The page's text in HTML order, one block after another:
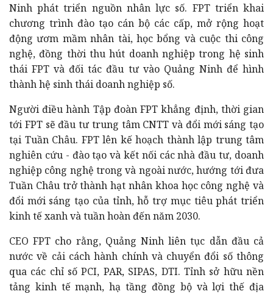
Ninh phát triển nguồn nhân lực số. FPT triển khai
chương trình đào tạo cán bộ các cấp, mở rộng hoạt
động ươm mầm nhân tài, học bổng và cuộc thi công
nghệ, đồng thời thu hút doanh nghiệp trong hệ sinh
thái FPT và đối tác đầu tư vào Quảng Ninh để hình
thành hệ sinh thái doanh nghiệp số.
Người điều hành Tập đoàn FPT khẳng định, thời gian
tới FPT sẽ đầu tư trung tâm CNTT và đổi mới sáng tạo
tại Tuần Châu. FPT lên kế hoạch thành lập trung tâm
nghiên cứu - đào tạo và kết nối các nhà đầu tư, doanh
nghiệp công nghệ trong và ngoài nước, hướng tới đưa
Tuần Châu trở thành hạt nhân khoa học công nghệ và
đổi mới sáng tạo của tỉnh, hỗ trợ mục tiêu phát triển
kinh tế xanh và tuần hoàn đến năm 2030.
CEO FPT cho rằng, Quảng Ninh liên tục dẫn đầu cả
nước về cải cách hành chính và chuyển đổi số thông
qua các chỉ số PCI, PAR, SIPAS, DTI. Tỉnh sở hữu nền
tảng kinh tế mạnh, hạ tầng đồng bộ và lợi thế địa